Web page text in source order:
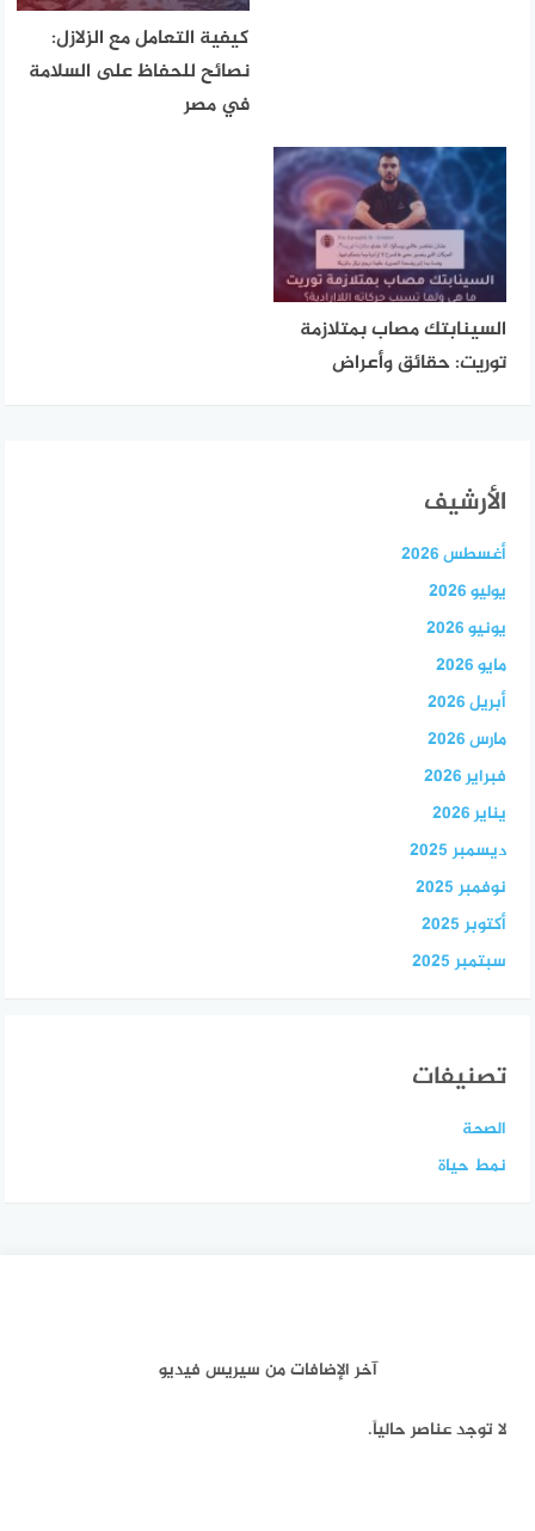
كيفية التعامل مع الزلازل:
نصائح للحفاظ على السلامة
في مصر
السينابتك مصاب بمتلازمة
توريت: حقائق وأعراض
الأرشيف
أغسطس 2026
يوليو 2026
يونيو 2026
مايو 2026
أبريل 2026
مارس 2026
فبراير 2026
يناير 2026
ديسمبر 2025
نوفمبر 2025
أكتوبر 2025
سبتمبر 2025
تصنيفات
الصحة
نمط حياة
آخر الإضافات من سيريس فيديو
لا توجد عناصر حالياً.